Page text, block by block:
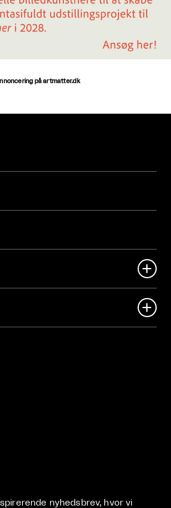
på artmatter.dk


nyhedsbrev, hvor vi